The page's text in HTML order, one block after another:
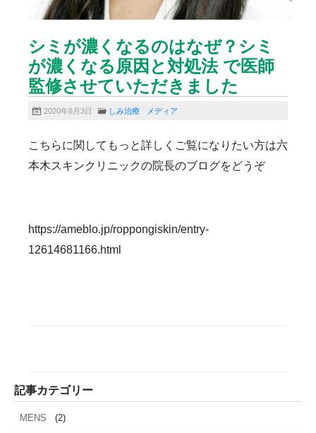
シミが濃くなるのはなぜ？シミ
が濃くなる原因と対処法 で医師
監修させていただきました
2020年8月3日 しみ治療 メディア
こちらに関してもっと詳しくご覧になりたい方は六
本木スキンクリニックの院長のブログをどうぞ
https://ameblo.jp/roppongiskin/entry-
12614681166.html
記事カテゴリー
MENS (2)